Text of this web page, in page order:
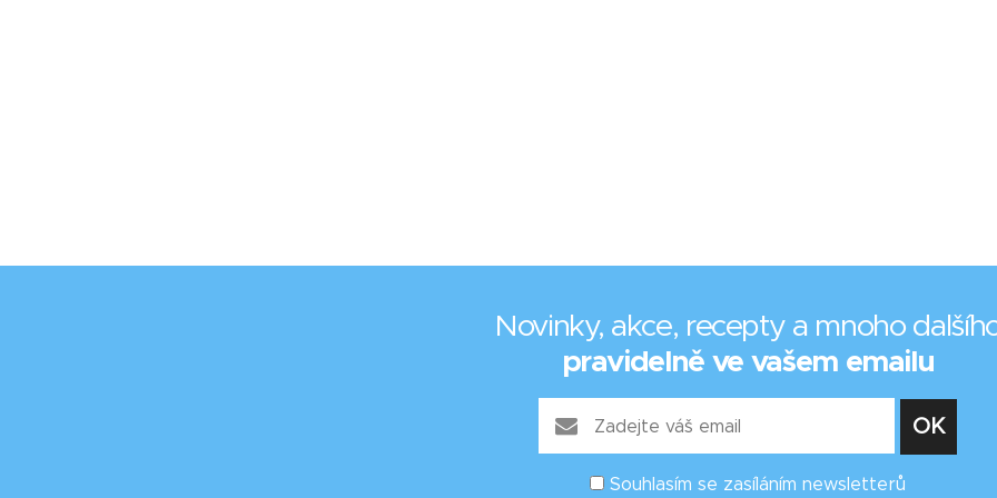
Novinky, akce, recepty a mnoho
pravidelně ve vašem emailu
Souhlasím se zasíláním newsletterů